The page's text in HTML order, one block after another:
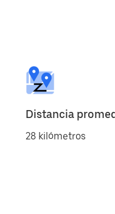
Distancia
28 kilómetros